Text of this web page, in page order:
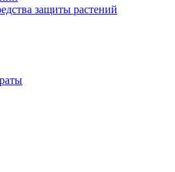
защиты растений